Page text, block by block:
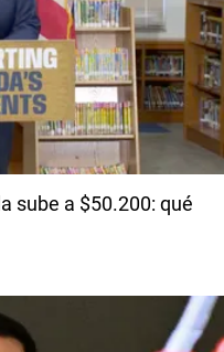
sube a $50.200: qué